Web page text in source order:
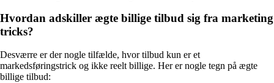
Hvordan adskiller ægte billige tilbud sig fra marketing
tricks?
Desværre er der nogle tilfælde, hvor tilbud kun er et
markedsføringstrick og ikke reelt billige. Her er nogle tegn på ægte
billige tilbud: